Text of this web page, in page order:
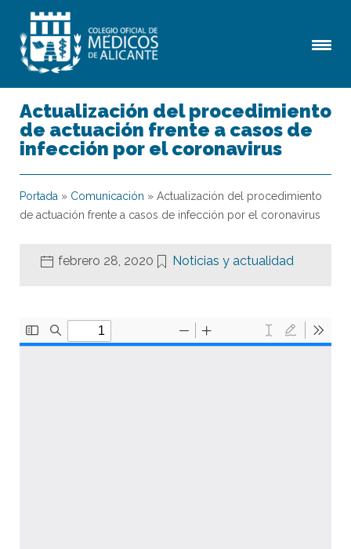
Actualización del procedimiento
de actuación frente a casos de
infección por el coronavirus
Portada » Comunicación » Actualización del procedimiento
de actuación frente a casos de infección por el coronavirus
febrero 28, 2020 Noticias y actualidad